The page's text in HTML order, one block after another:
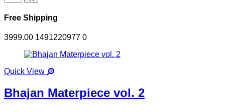
Free Shipping
3999.00 1491220977 0
Quick View
Bhajan Materpiece vol. 2